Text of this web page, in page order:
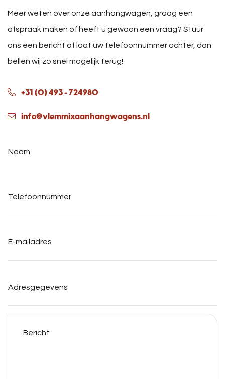
Meer weten over onze aanhangwagen, graag een
afspraak maken of heeft u gewoon een vraag? Stuur
ons een bericht of laat uw telefoonnummer achter, dan
bellen wij zo snel mogelijk terug!
+31 (0) 493 - 724980
info@vlemmixaanhangwagens.nl